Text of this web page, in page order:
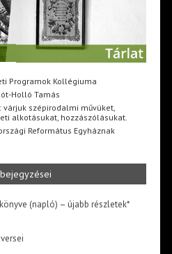
Programok Kollégiuma
Holló Tamás
szépirodalmi művüket,
alkotásukat, hozzászólásukat.
Református Egyháznak
(napló) – újabb részletek*